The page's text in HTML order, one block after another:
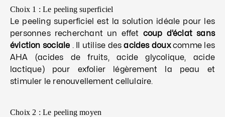
Choix 1 : Le peeling superficiel
Le peeling superficiel est la solution idéale pour les
personnes recherchant un effet coup d’éclat sans
éviction sociale . Il utilise desacides douxcomme les
AHA (acides de fruits, acide glycolique, acide
lactique) pour exfolier légèrement la peau et
stimuler le renouvellement cellulaire.
Choix 2 : Le peeling moyen